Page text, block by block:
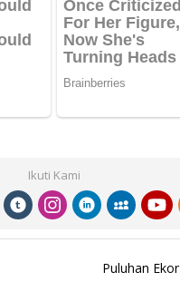
Ikuti Kami
Puluhan